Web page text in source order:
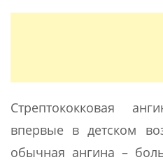
Стрептококковая
впервые в детском
обычная ангина –